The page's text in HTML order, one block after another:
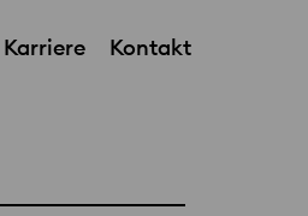
Karriere Kontakt
Office